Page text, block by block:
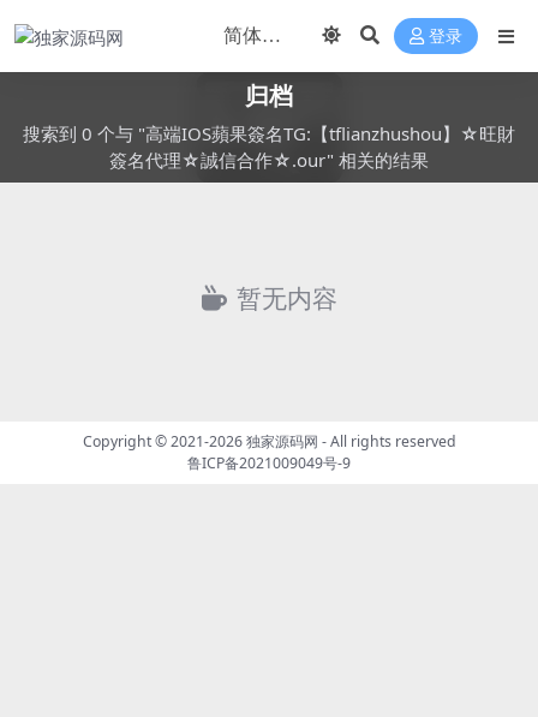
登录
归档
搜索到 0 个与 "高端IOS蘋果簽名TG:【tflianzhushou】☆旺財
簽名代理☆誠信合作☆.our" 相关的结果
暂无内容
Copyright © 2021-2026独家源码网 - All rights reserved
鲁ICP备2021009049号-9